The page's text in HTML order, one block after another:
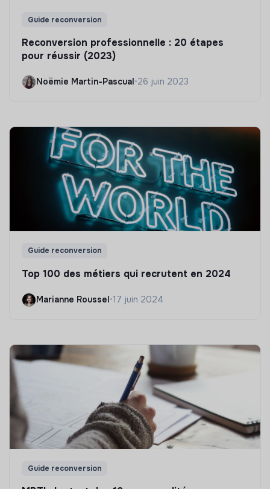
Guide reconversion
Reconversion professionnelle : 20 étapes
pour réussir (2023)
Noëmie Martin-Pascual •26 juin 2023
Guide reconversion
Top 100 des métiers qui recrutent en 2024
Marianne Roussel•17 juin 2024
Guide reconversion